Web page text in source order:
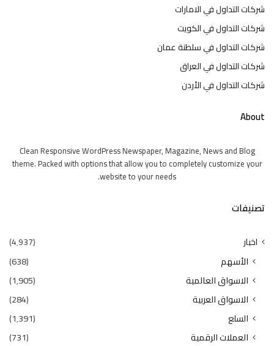
شركات التداول في الامارات
شركات التداول في الكويت
شركات التداول في سلطنة عمان
شركات التداول في العراق
شركات التداول في الأردن
About
Clean Responsive WordPress Newspaper, Magazine, News and Blog
theme. Packed with options that allow you to completely customize your
website to your needs.
تصنيفات
اخبار (4٬937)
الأسهم
(638)
الاسواق العالمية
(1٬905)
الاسواق العربية
(284)
السلع
(1٬391)
العملات الرقمية
(731)